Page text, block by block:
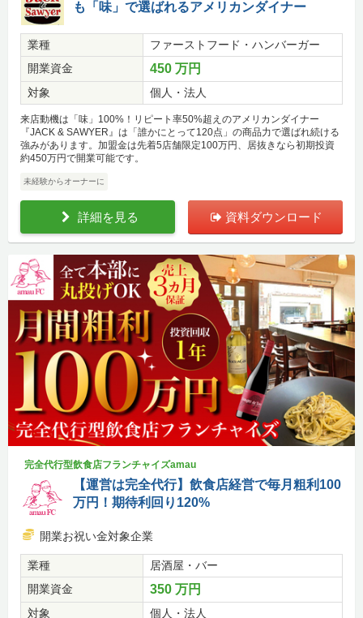
も「味」で選ばれるアメリカンダイナー
業種
ファーストフード・ハンバーガー
開業資金
450 万円
対象 個人・法人
来店動機は「味」100%！リピート率50%超えのアメリカンダイナー
『JACK & SAWYER』は「誰かにとって120点」の商品力で選ばれ続ける
強みがあります。加盟金は先着5店舗限定100万円、居抜きなら初期投資
約450万円で開業可能です。
未経験からオーナーに
詳細を見る 資料ダウンロード
完全代行型飲食店フランチャイズamau
【運営は完全代行】飲食店経営で毎月粗利100
万円！期待利回り120%
開業お祝い金対象企業
業種
居酒屋・バー
開業資金
350 万円
対象 個人・法人